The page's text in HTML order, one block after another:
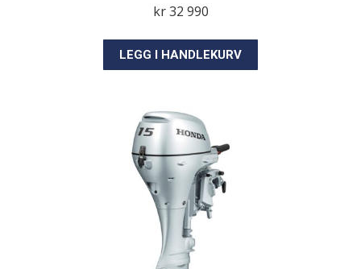
kr32 990
LEGG I HANDLEKURV